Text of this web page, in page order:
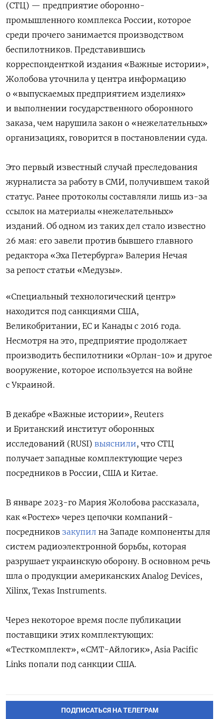
(СТЦ) — предприятие оборонно-
промышленного комплекса России, которое
среди прочего занимается производством
беспилотников. Представившись
корреспонденткой издания «Важные истории»,
Жолобова уточнила у центра информацию
о «выпускаемых предприятием изделиях»
и выполнении государственного оборонного
заказа, чем нарушила закон о «нежелательных»
организациях, говорится в постановлении суда.
Это первый известный случай преследования
журналиста за работу в СМИ, получившем такой
статус. Ранее протоколы составляли лишь из-за
ссылок на материалы «нежелательных»
изданий. Об одном из таких дел стало известно
26 мая: его завели против бывшего главного
редактора «Эха Петербурга» Валерия Нечая
за репост статьи «Медузы».
«Специальный технологический центр»
находится под санкциями США,
Великобритании, ЕС и Канады с 2016 года.
Несмотря на это, предприятие продолжает
производить беспилотники «Орлан-10» и другое
вооружение, которое используется на войне
с Украиной.
В декабре «Важные истории», Reuters
и Британский институт оборонных
исследований (RUSI) выяснили, что СТЦ
получает западные комплектующие через
посредников в России, США и Китае.
В январе 2023-го Мария Жолобова рассказала,
как «Ростех» через цепочки компаний-
посредников закупил на Западе компоненты для
систем радиоэлектронной борьбы, которая
разрушает украинскую оборону. В основном речь
шла о продукции американских Analog Devices,
Xilinx, Texas Instruments.
Через некоторое время после публикации
поставщики этих комплектующих:
«Тесткомплект», «СМТ-Айлогик», Asia Pacific
Links попали под санкции США.
ПОДПИСАТЬСЯ НА ТЕЛЕГРАМ